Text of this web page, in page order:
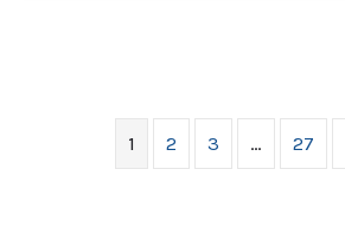
1 2 3 … 27